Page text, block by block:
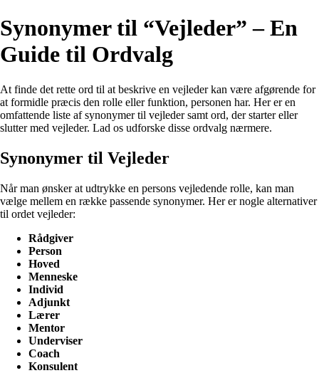
Synonymer til “Vejleder” – En
Guide til Ordvalg
At finde det rette ord til at beskrive en vejleder kan være afgørende for
at formidle præcis den rolle eller funktion, personen har. Her er en
omfattende liste af synonymer til vejleder samt ord, der starter eller
slutter med vejleder. Lad os udforske disse ordvalg nærmere.
Synonymer til Vejleder
Når man ønsker at udtrykke en persons vejledende rolle, kan man
vælge mellem en række passende synonymer. Her er nogle alternativer
til ordet vejleder:
Rådgiver
Person
Hoved
Menneske
Individ
Adjunkt
Lærer
Mentor
Underviser
Coach
Konsulent